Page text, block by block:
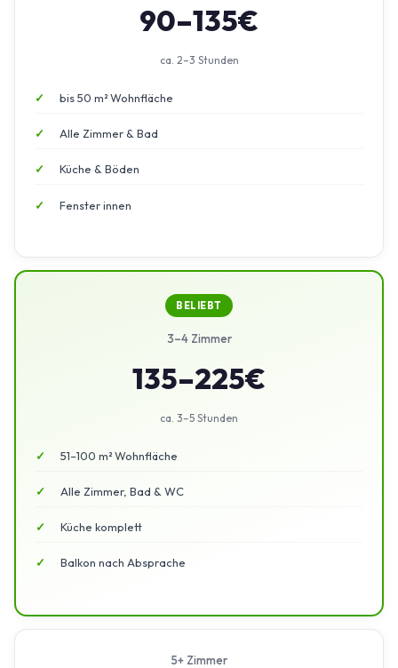
90–135€
ca. 2–3 Stunden
bis 50 m² Wohnfläche
Alle Zimmer & Bad
Küche & Böden
Fenster innen
BELIEBT
3–4 Zimmer
135–225€
ca. 3–5 Stunden
51–100 m² Wohnfläche
Alle Zimmer, Bad & WC
Küche komplett
Balkon nach Absprache
5+ Zimmer